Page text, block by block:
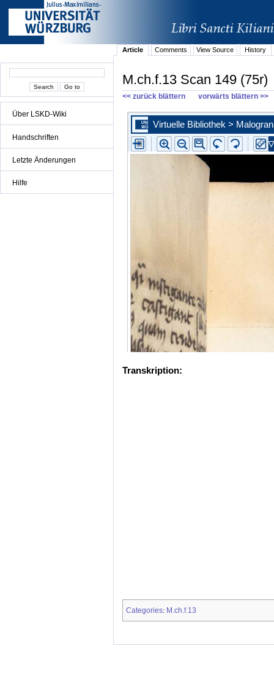
Über LSKD-Wiki
Handschriften
Letzte Änderungen
Hilfe
Article Comments View Source History
M.ch.f.13 Scan 149 (75r)
<< zurück blättern vorwärts blättern >>
Transkription:
Categories: M.ch.f.13